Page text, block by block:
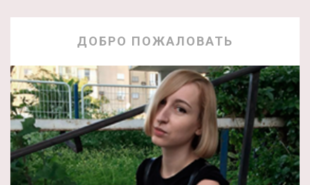
ДОБРО ПОЖАЛОВАТЬ